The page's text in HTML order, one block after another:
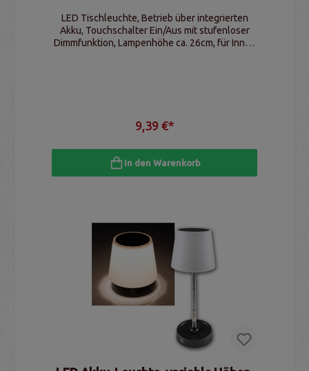
LED Tischleuchte, Betrieb über integrierten
Akku, Touchschalter Ein/Aus mit stufenloser
Dimmfunktion, Lampenhöhe ca. 26cm, für Innen
9,39 €*
In den Warenkorb